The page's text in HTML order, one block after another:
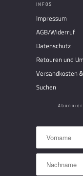
INFOS
Impressum
AGB/Widerruf
Datenschutz
Retouren und
Versandkosten
Suchen